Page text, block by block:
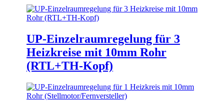
UP-Einzelraumregelung für 3
Heizkreise mit 10mm Rohr
(RTL+TH-Kopf)